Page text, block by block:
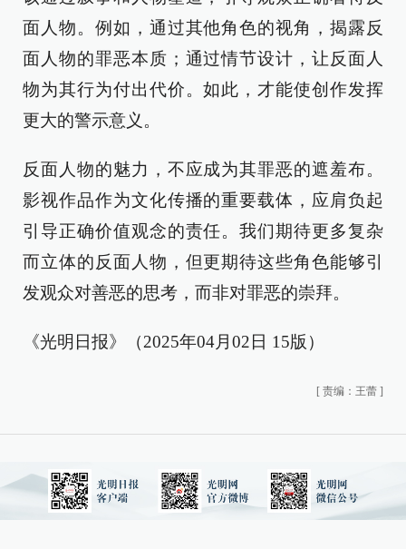
面人物。例如，通过其他角色的视角，揭露反
面人物的罪恶本质；通过情节设计，让反面人
物为其行为付出代价。如此，才能使创作发挥
更大的警示意义。
反面人物的魅力，不应成为其罪恶的遮羞布。
影视作品作为文化传播的重要载体，应肩负起
引导正确价值观念的责任。我们期待更多复杂
而立体的反面人物，但更期待这些角色能够引
发观众对善恶的思考，而非对罪恶的崇拜。
《光明日报》（2025年04月02日 15版）
[ 责编：王蕾 ]